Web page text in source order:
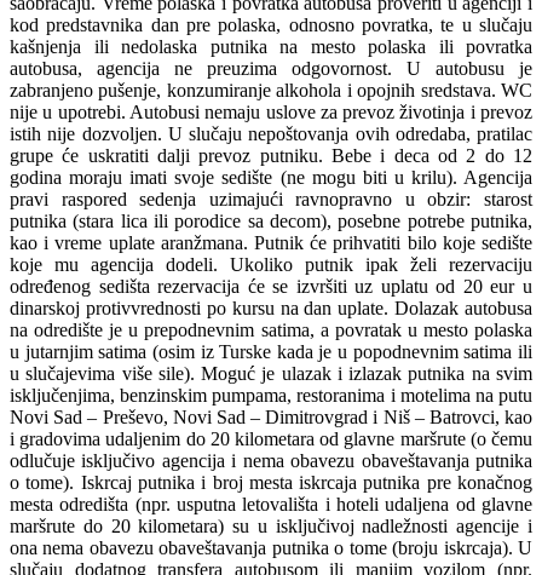
kod predstavnika dan pre polaska, odnosno povratka, te u slučaju
kašnjenja ili nedolaska putnika na mesto polaska ili povratka
autobusa, agencija ne preuzima odgovornost. U autobusu je
zabranjeno pušenje, konzumiranje alkohola i opojnih sredstava. WC
nije u upotrebi. Autobusi nemaju uslove za prevoz životinja i prevoz
istih nije dozvoljen. U slučaju nepoštovanja ovih odredaba, pratilac
grupe će uskratiti dalji prevoz putniku. Bebe i deca od 2 do 12
godina moraju imati svoje sedište (ne mogu biti u krilu). Agencija
pravi raspored sedenja uzimajući ravnopravno u obzir: starost
putnika (stara lica ili porodice sa decom), posebne potrebe putnika,
kao i vreme uplate aranžmana. Putnik će prihvatiti bilo koje sedište
koje mu agencija dodeli. Ukoliko putnik ipak želi rezervaciju
određenog sedišta rezervacija će se izvršiti uz uplatu od 20 eur u
dinarskoj protivvrednosti po kursu na dan uplate. Dolazak autobusa
na odredište je u prepodnevnim satima, a povratak u mesto polaska
u jutarnjim satima (osim iz Turske kada je u popodnevnim satima ili
u slučajevima više sile). Moguć je ulazak i izlazak putnika na svim
isključenjima, benzinskim pumpama, restoranima i motelima na putu
Novi Sad – Preševo, Novi Sad – Dimitrovgrad i Niš – Batrovci, kao
i gradovima udaljenim do 20 kilometara od glavne maršrute (o čemu
odlučuje isključivo agencija i nema obavezu obaveštavanja putnika
o tome). Iskrcaj putnika i broj mesta iskrcaja putnika pre konačnog
mesta odredišta (npr. usputna letovališta i hoteli udaljena od glavne
maršrute do 20 kilometara) su u isključivoj nadležnosti agencije i
ona nema obavezu obaveštavanja putnika o tome (broju iskrcaja). U
slučaju dodatnog transfera autobusom ili manjim vozilom (npr.